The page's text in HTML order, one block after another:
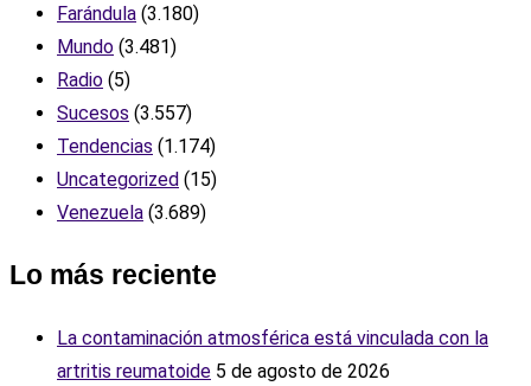
Farándula (3.180)
Mundo (3.481)
Radio (5)
Sucesos (3.557)
Tendencias (1.174)
Uncategorized (15)
Venezuela (3.689)
Lo más reciente
La contaminación atmosférica está vinculada con la
artritis reumatoide 5 de agosto de 2026